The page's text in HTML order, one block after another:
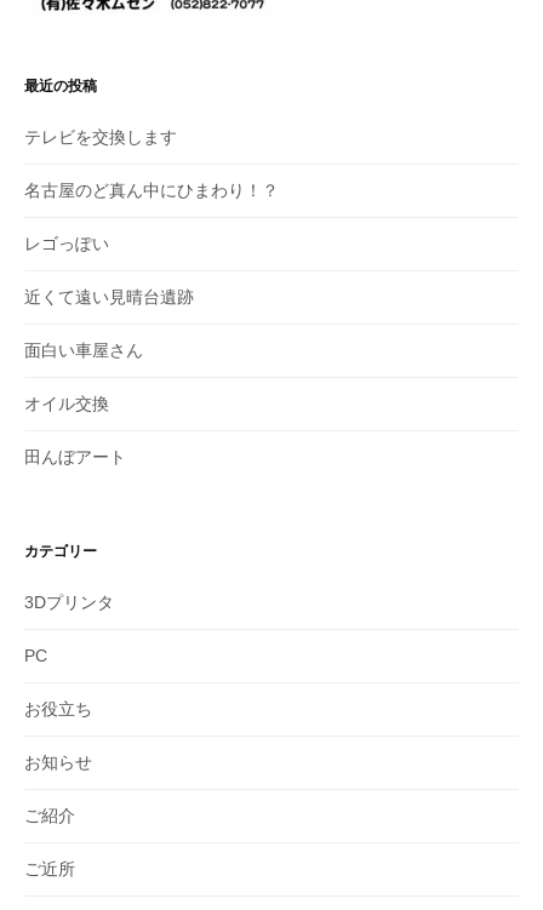
最近の投稿
テレビを交換します
名古屋のど真ん中にひまわり！？
レゴっぽい
近くて遠い見晴台遺跡
面白い車屋さん
オイル交換
田んぼアート
カテゴリー
3Dプリンタ
PC
お役立ち
お知らせ
ご紹介
ご近所